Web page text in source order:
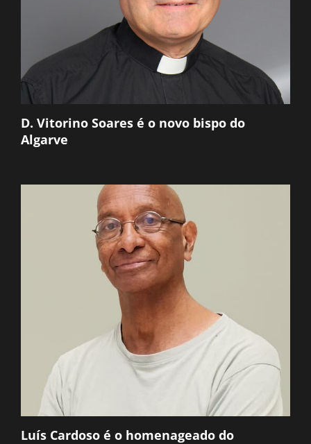
D. Vitorino Soares é o novo bispo do
Algarve
Luís Cardoso é o homenageado do